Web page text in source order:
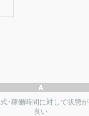
A
･稼働時間に対して状態が
良い